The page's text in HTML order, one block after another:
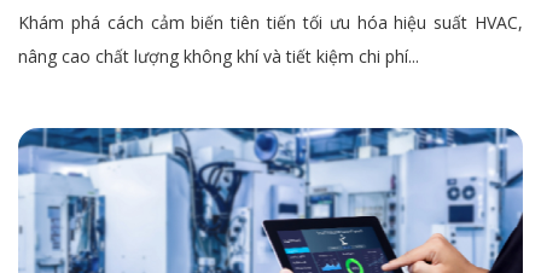
Khám phá cách cảm biến tiên tiến tối ưu hóa hiệu suất HVAC,
nâng cao chất lượng không khí và tiết kiệm chi phí...